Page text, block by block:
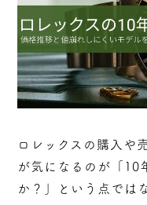
ロレックスの購入や
が気になるのが「10
か？」という点では